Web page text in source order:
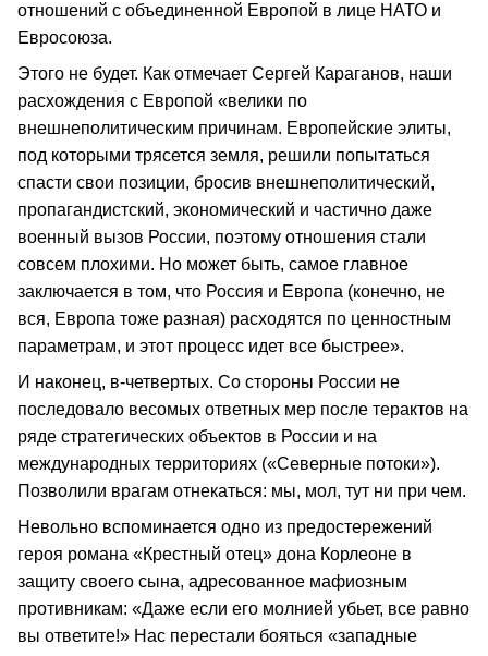
отношений с объединенной Европой в лице НАТО и
Евросоюза.
Этого не будет. Как отмечает Сергей Караганов, наши
расхождения с Европой «велики по
внешнеполитическим причинам. Европейские элиты,
под которыми трясется земля, решили попытаться
спасти свои позиции, бросив внешнеполитический,
пропагандистский, экономический и частично даже
военный вызов России, поэтому отношения стали
совсем плохими. Но может быть, самое главное
заключается в том, что Россия и Европа (конечно, не
вся, Европа тоже разная) расходятся по ценностным
параметрам, и этот процесс идет все быстрее».
И наконец, в-четвертых. Со стороны России не
последовало весомых ответных мер после терактов на
ряде стратегических объектов в России и на
международных территориях («Северные потоки»).
Позволили врагам отнекаться: мы, мол, тут ни при чем.
Невольно вспоминается одно из предостережений
героя романа «Крестный отец» дона Корлеоне в
защиту своего сына, адресованное мафиозным
противникам: «Даже если его молнией убьет, все равно
вы ответите!» Нас перестали бояться «западные